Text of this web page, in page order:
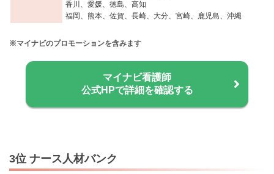
香川、愛媛、徳島、高知
福岡、熊本、佐賀、長崎、大分、宮崎、鹿児島、沖縄
※マイナビのプロモーションを含みます
マイナビ看護師
公式HPで詳細を確認する
3位 ナース人材バンク